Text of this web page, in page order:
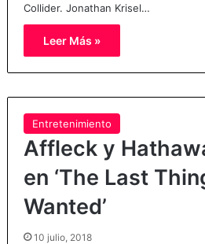
Collider. Jonathan Krisel…
Leer Más »
Entretenimiento
Affleck y
en ‘The Last
Wanted’
10 julio, 2018